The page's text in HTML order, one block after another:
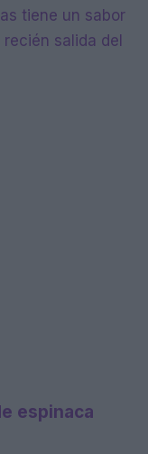
tiene un sabor
salida del
espinaca